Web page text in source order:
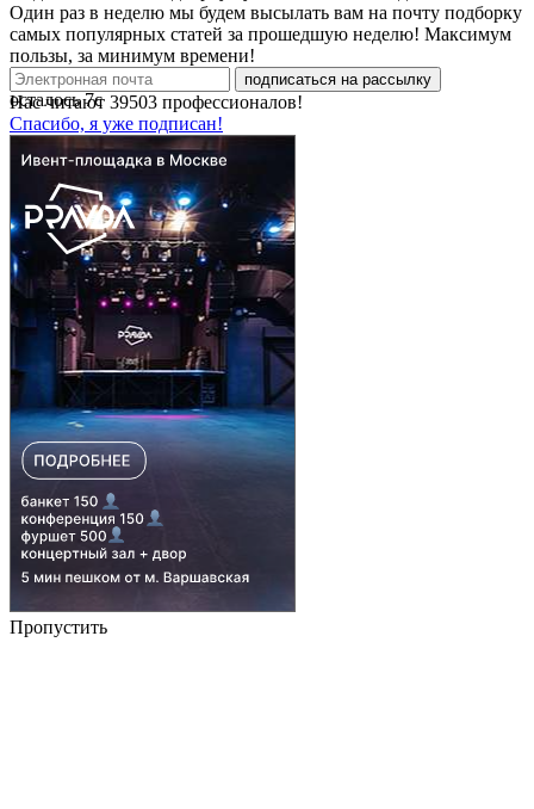
Один раз в неделю мы будем высылать вам на почту подборку
самых популярных статей за прошедшую неделю! Максимум
пользы, за минимум времени!
подписаться на рассылку
Нас читают 39503 профессионалов!
Спасибо, я уже подписан!
осталось7с
Пропустить